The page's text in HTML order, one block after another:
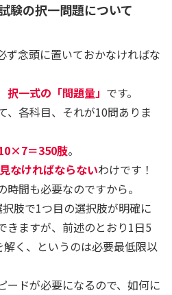
験の択一問題について
ず念頭に置いておかなければな
択一式の「問題量」 です。
、各科目、それが10問ありま
＝350肢。
なければならないわけです！
間も必要なのですから。
肢で1つ目の選択肢が明確に
きますが、前述のとおり1日5
く、というのは必要最低限以
ードが必要になるので、如何に